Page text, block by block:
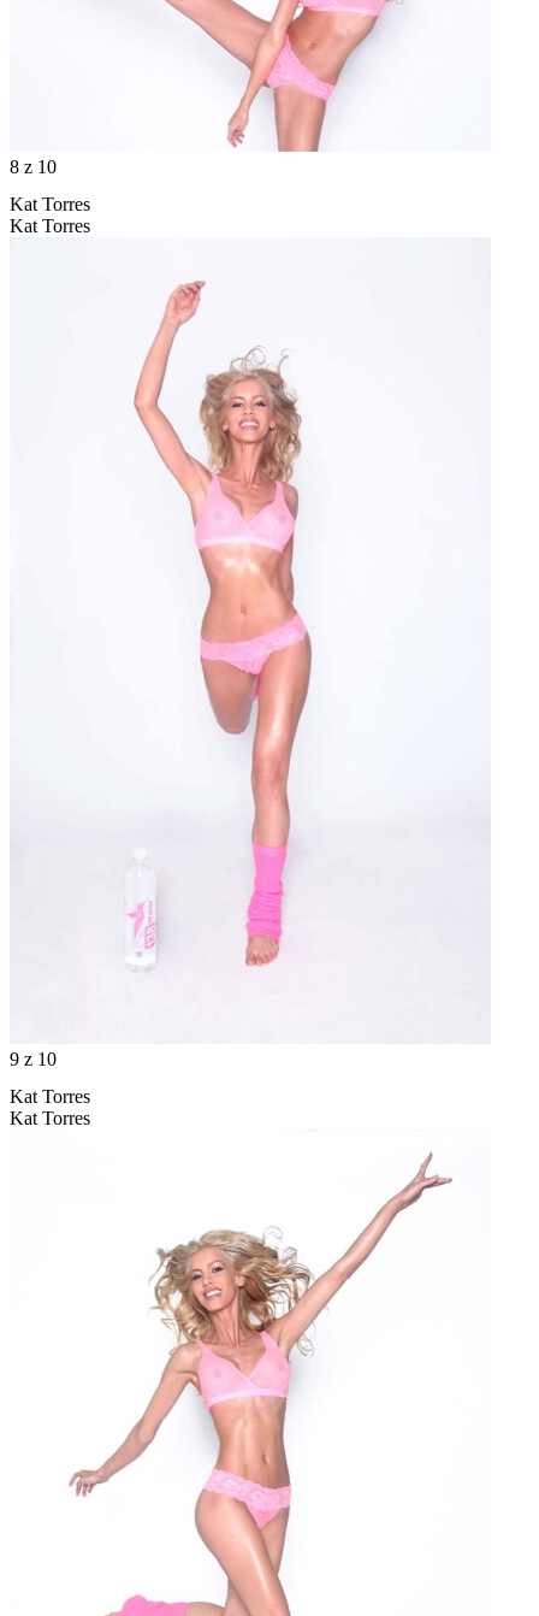
8 z 10
Kat Torres
Kat Torres
9 z 10
Kat Torres
Kat Torres